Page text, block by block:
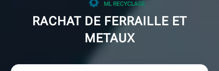
ML RECYCLAGE
RACHAT DE FERRAILLE ET
METAUX